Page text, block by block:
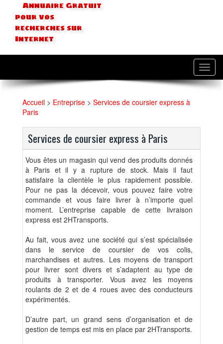
Annuaire Gratuit
pour vos
recherches sur
Internet
Accueil > Entreprise > Services de coursier express à
Paris
Services de coursier express à Paris
Vous êtes un magasin qui vend des produits donnés
à Paris et il y a rupture de stock. Mais il faut
satisfaire la clientèle le plus rapidement possible.
Pour ne pas la décevoir, vous pouvez faire votre
commande et vous faire livrer à n’importe quel
moment. L’entreprise capable de cette livraison
express est 2HTransports.
Au fait, vous avez une société qui s’est spécialisée
dans le service de coursier de vos colis,
marchandises et autres. Les moyens de transport
pour livrer sont divers et s’adaptent au type de
produits à transporter. Vous avez les moyens
roulants de 2 et de 4 roues avec des conducteurs
expérimentés.
D’autre part, un grand sens d’organisation et de
gestion de temps est mis en place par 2HTransports.